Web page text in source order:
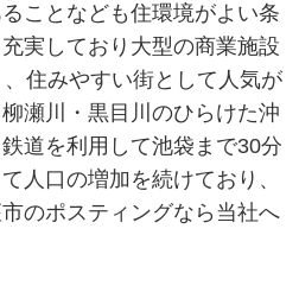
ことなども住環境がよい条
実しており大型の商業施設
住みやすい街として人気が
瀬川・黒目川のひらけた沖
道を利用して池袋まで30分
人口の増加を続けており、
のポスティングなら当社へ